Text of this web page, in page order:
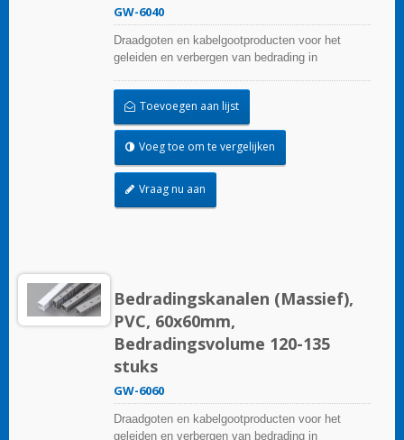
GW-6040
Draadgoten en kabelgootproducten voor het
geleiden en verbergen van bedrading in
configuraties, materialen, maten en kleuren om
aan elke toepassing te voldoen. Kies uit een
breed scala aan accessoires en gereedschappen
voor een gemakkelijke installatie.
Toevoegen aan lijst
Voeg toe om te vergelijken
Vraag nu aan
Bedradingskanalen (Massief),
PVC, 60x60mm,
Bedradingsvolume 120-135
stuks
GW-6060
Draadgoten en kabelgootproducten voor het
geleiden en verbergen van bedrading in